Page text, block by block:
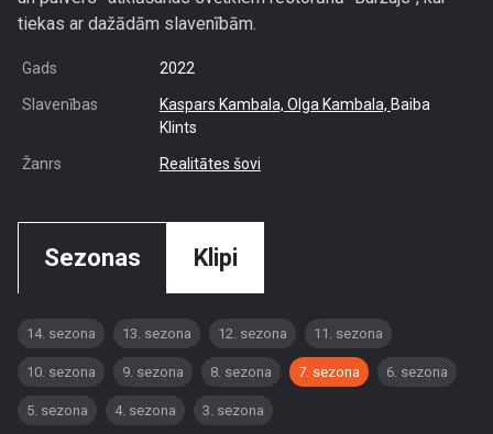
tiekas ar dažādām slavenībām.
Gads 2022
Slavenības Kaspars Kambala, Olga Kambala, Baiba
Klints
Žanrs Realitātes šovi
Sezonas Klipi
14. sezona 13. sezona 12. sezona 11. sezona
10. sezona 9. sezona 8. sezona 7. sezona 6. sezona
5. sezona 4. sezona 3. sezona